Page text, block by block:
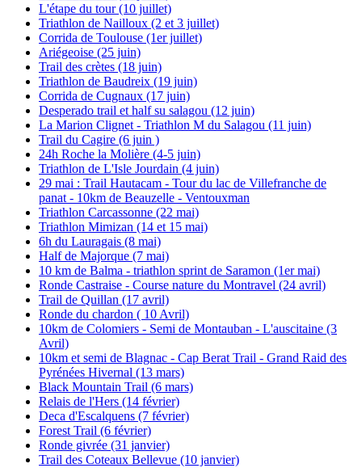
L'étape du tour (10 juillet)
Triathlon de Nailloux (2 et 3 juillet)
Corrida de Toulouse (1er juillet)
Ariégeoise (25 juin)
Trail des crètes (18 juin)
Triathlon de Baudreix (19 juin)
Corrida de Cugnaux (17 juin)
Desperado trail et half su salagou (12 juin)
La Marion Clignet - Triathlon M du Salagou (11 juin)
Trail du Cagire (6 juin )
24h Roche la Molière (4-5 juin)
Triathlon de L'Isle Jourdain (4 juin)
29 mai : Trail Hautacam - Tour du lac de Villefranche de
panat - 10km de Beauzelle - Ventouxman
Triathlon Carcassonne (22 mai)
Triathlon Mimizan (14 et 15 mai)
6h du Lauragais (8 mai)
Half de Majorque (7 mai)
10 km de Balma - triathlon sprint de Saramon (1er mai)
Ronde Castraise - Course nature du Montravel (24 avril)
Trail de Quillan (17 avril)
Ronde du chardon ( 10 Avril)
10km de Colomiers - Semi de Montauban - L'auscitaine (3
Avril)
10km et semi de Blagnac - Cap Berat Trail - Grand Raid des
Pyrénées Hivernal (13 mars)
Black Mountain Trail (6 mars)
Relais de l'Hers (14 février)
Deca d'Escalquens (7 février)
Forest Trail (6 février)
Ronde givrée (31 janvier)
Trail des Coteaux Bellevue (10 janvier)